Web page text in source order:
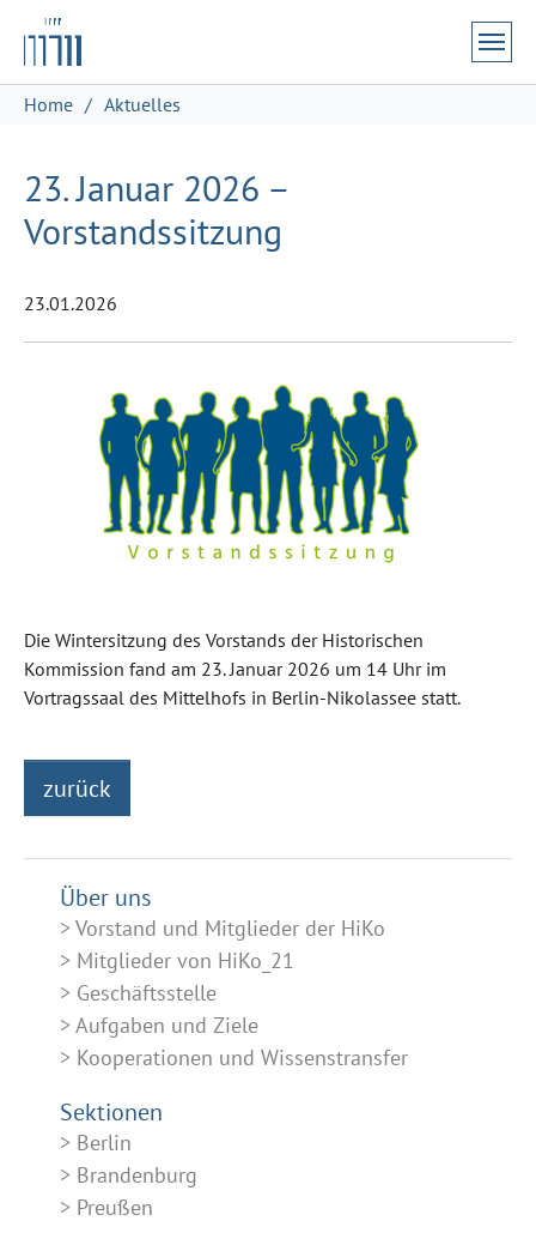
Zum Hauptinhalt springen
Skip to page footer
Sie sind hier:
Home Aktuelles
23. Januar 2026 –
Vorstandssitzung
23.01.2026
Die Wintersitzung des Vorstands der Historischen
Kommission fand am 23. Januar 2026 um 14 Uhr im
Vortragssaal des Mittelhofs in Berlin-Nikolassee statt.
zurück
Über uns
Vorstand und Mitglieder der HiKo
Mitglieder von HiKo_21
Geschäftsstelle
Aufgaben und Ziele
Kooperationen und Wissenstransfer
Sektionen
Berlin
Brandenburg
Preußen